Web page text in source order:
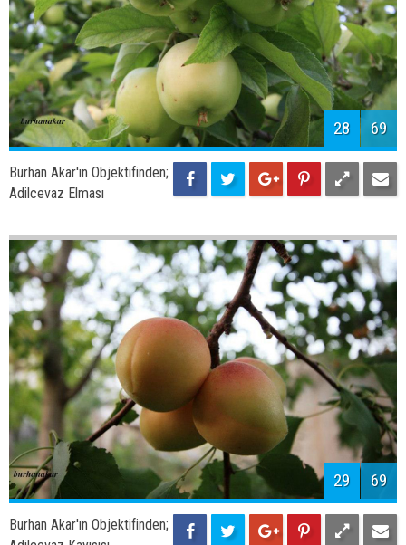
30 69
Burhan Akar'ın Objektifinden;
31 69
Burhan Akar'ın Objektifinden;
Adilcevaz sahil yolu